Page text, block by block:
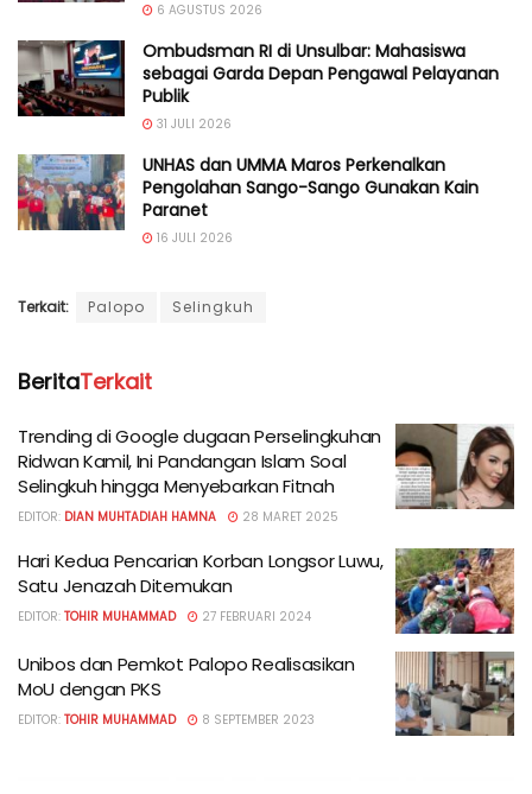
6 AGUSTUS 2026
Ombudsman RI di Unsulbar: Mahasiswa
sebagai Garda Depan Pengawal Pelayanan
Publik
31 JULI 2026
UNHAS dan UMMA Maros Perkenalkan
Pengolahan Sango-Sango Gunakan Kain
Paranet
16 JULI 2026
Terkait: Palopo Selingkuh
BeritaTerkait
Trending di Google dugaan Perselingkuhan
Ridwan Kamil, Ini Pandangan Islam Soal
Selingkuh hingga Menyebarkan Fitnah
EDITOR: DIAN MUHTADIAH HAMNA 28 MARET 2025
Hari Kedua Pencarian Korban Longsor Luwu,
Satu Jenazah Ditemukan
EDITOR: TOHIR MUHAMMAD 27 FEBRUARI 2024
Unibos dan Pemkot Palopo Realisasikan
MoU dengan PKS
EDITOR: TOHIR MUHAMMAD 8 SEPTEMBER 2023